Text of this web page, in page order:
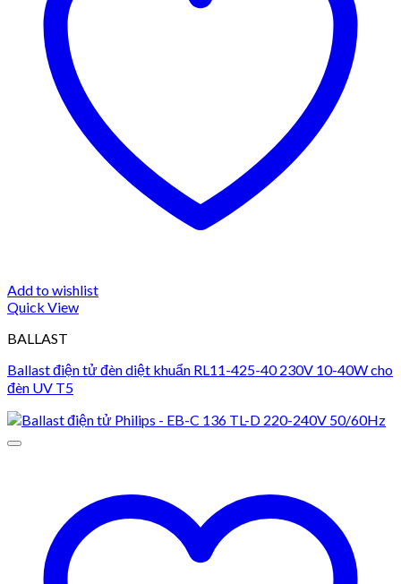
Add to wishlist
Quick View
BALLAST
Ballast điện tử đèn diệt khuẩn RL11-425-40 230V 10-40W cho
đèn UV T5